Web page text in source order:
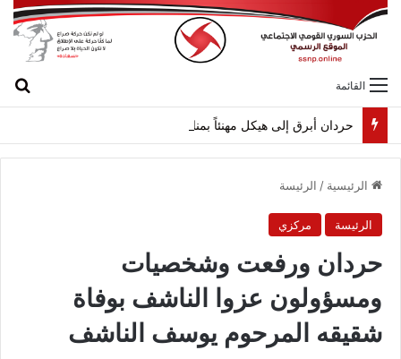
القائمة
حردان أبرق إلى هيكل مهنئاً بمناسبة عيد الجيش
الرئيسية / الرئيسة
الرئيسة مركزي
حردان ورفعت وشخصيات
ومسؤولون عزوا الناشف بوفاة
شقيقه المرحوم يوسف الناشف